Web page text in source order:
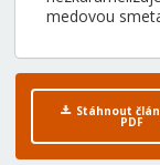
medovou
Stáhnout
PDF